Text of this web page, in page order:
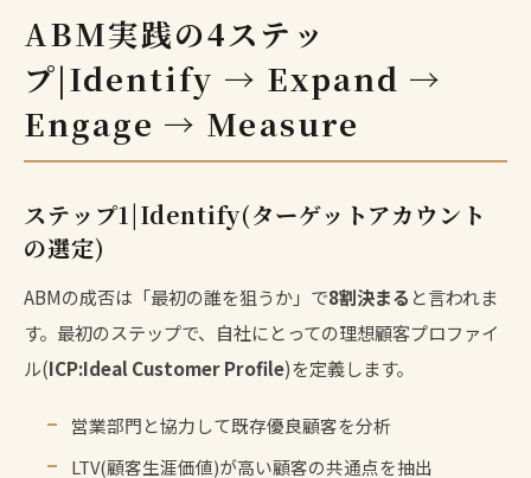
ABM実践の4ステッ
プ|Identify → Expand →
Engage → Measure
ステップ1|Identify(ターゲットアカウント
の選定)
ABMの成否は「最初の誰を狙うか」で8割決まる と言われま
す。最初のステップで、自社にとっての理想顧客プロファイ
ル(ICP:Ideal Customer Profile)を定義します。
営業部門と協力して既存優良顧客を分析
LTV(顧客生涯価値)が高い顧客の共通点を抽出